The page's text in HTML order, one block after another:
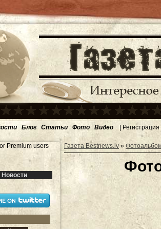
Блог Статьи Фото Видео | Регистрация
Premium users
Новости
Газета Bestnews.lv»